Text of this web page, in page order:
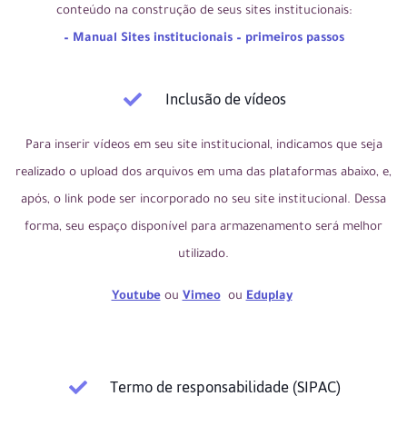
conteúdo na construção de seus sites institucionais:
– Manual Sites institucionais – primeiros passos
Inclusão de vídeos
Para inserir vídeos em seu site institucional, indicamos que seja
realizado o upload dos arquivos em uma das plataformas abaixo, e,
após, o link pode ser incorporado no seu site institucional. Dessa
forma, seu espaço disponível para armazenamento será melhor
utilizado.
YoutubeouVimeoouEduplay
Termo de responsabilidade (SIPAC)